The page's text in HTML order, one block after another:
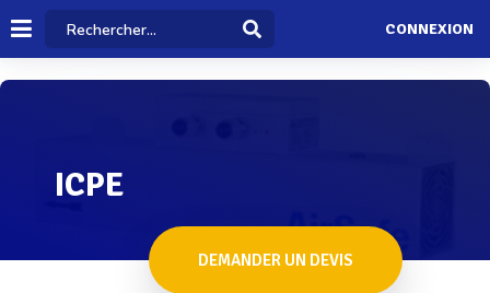
CONNEXION
ICPE
DEMANDER UN DEVIS